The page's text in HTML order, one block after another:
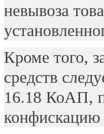
невывоза
Кроме того,
средств
16.18 КоАП,
конфискацию